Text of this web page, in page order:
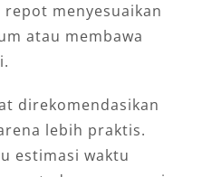
menyesuaikan
atau membawa
direkomendasikan
lebih praktis.
estimasi waktu